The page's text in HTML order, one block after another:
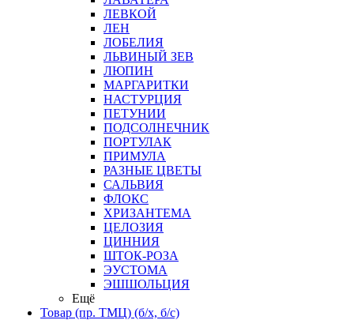
ЛЕВКОЙ
ЛЕН
ЛОБЕЛИЯ
ЛЬВИНЫЙ ЗЕВ
ЛЮПИН
МАРГАРИТКИ
НАСТУРЦИЯ
ПЕТУНИИ
ПОДСОЛНЕЧНИК
ПОРТУЛАК
ПРИМУЛА
РАЗНЫЕ ЦВЕТЫ
САЛЬВИЯ
ФЛОКС
ХРИЗАНТЕМА
ЦЕЛОЗИЯ
ЦИННИЯ
ШТОК-РОЗА
ЭУСТОМА
ЭШШОЛЬЦИЯ
Ещё
Товар (пр. ТМЦ) (б/х, б/с)